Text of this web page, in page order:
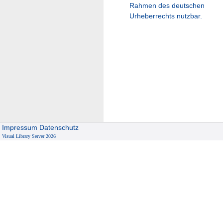
Rahmen des deutschen
Urheberrechts nutzbar.
Impressum Datenschutz
Visual Library Server 2026